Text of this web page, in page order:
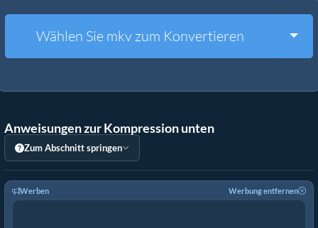
Weitere Tools
Wählen Sie mkv zum Konvertieren
Anweisungen zur Kompression unten
Zum Abschnitt springen
Werben Werbung entfernen